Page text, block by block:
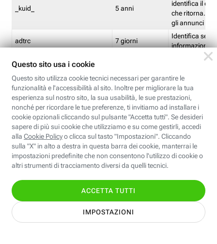
_kuid_ 5 anni
identifica il
che ritorna.
gli annunci
adtrc 7 giorni
Identifica se
informazioni
CFFC<TagID>
Limite di
CM 1 giorno
Identifica se
ricontrollare
corrispondenti
(impostata da
CM14 14 giorni
Identifica se
ricontrollare
corrispondenti
(impostata da
pagine
EBFC<BannerID> 7 giorni
Identifica la
banner
Identifica la